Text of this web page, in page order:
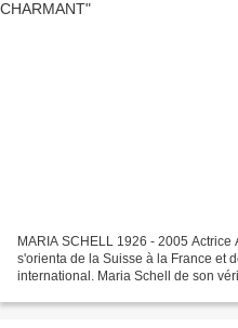
MARIA SCHELL 1926 - 2005
s'orienta de la Suisse à la France et
international. Maria Schell de son